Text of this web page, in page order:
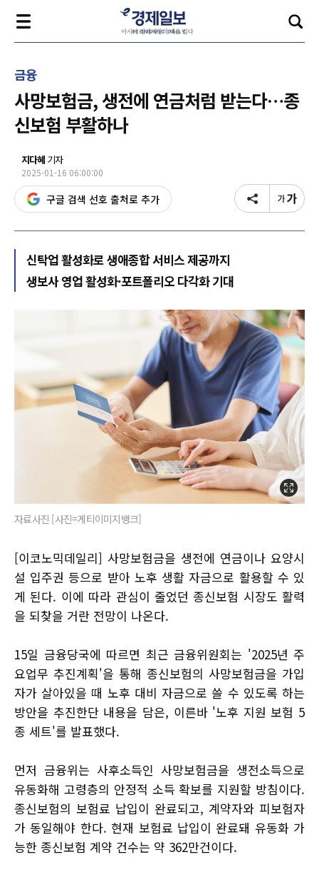
금융
사망보험금, 생전에 연금처럼 받는다…종
신보험 부활하나
지다혜 기자
2025-01-16 06:00:00
구글 검색 선호 출처로 추가
신탁업 활성화로 생애종합 서비스 제공까지
생보사 영업 활성화·포트폴리오 다각화 기대
자료사진 [사진=게티이미지뱅크]
[이코노믹데일리] 사망보험금을 생전에 연금이나 요양시
설 입주권 등으로 받아 노후 생활 자금으로 활용할 수 있
게 된다. 이에 따라 관심이 줄었던 종신보험 시장도 활력
을 되찾을 거란 전망이 나온다.
15일 금융당국에 따르면 최근 금융위원회는 '2025년 주
요업무 추진계획'을 통해 종신보험의 사망보험금을 가입
자가 살아있을 때 노후 대비 자금으로 쓸 수 있도록 하는
방안을 추진한단 내용을 담은, 이른바 '노후 지원 보험 5
종 세트'를 발표했다.
먼저 금융위는 사후소득인 사망보험금을 생전소득으로
유동화해 고령층의 안정적 소득 확보를 지원할 방침이다.
종신보험의 보험료 납입이 완료되고, 계약자와 피보험자
가 동일해야 한다. 현재 보험료 납입이 완료돼 유동화 가
능한 종신보험 계약 건수는 약 362만건이다.